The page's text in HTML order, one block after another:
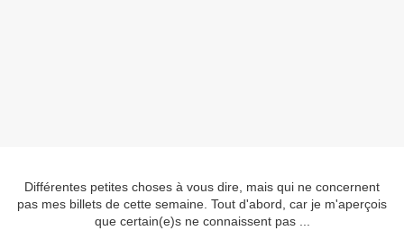
Différentes petites choses à vous dire, mais qui ne concernent
pas mes billets de cette semaine. Tout d'abord, car je m'aperçois
que certain(e)s ne connaissent pas ...